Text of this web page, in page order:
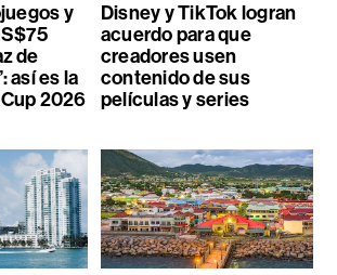
y
de
así es la
2026
Disney y TikTok logran
acuerdo para que
creadores usen
contenido de sus
películas y series